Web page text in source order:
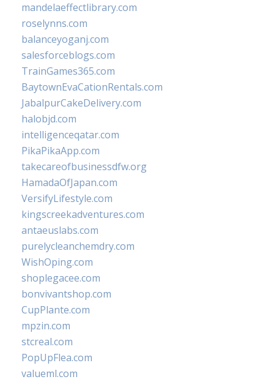
mandelaeffectlibrary.com
roselynns.com
balanceyoganj.com
salesforceblogs.com
TrainGames365.com
BaytownEvaCationRentals.com
JabalpurCakeDelivery.com
halobjd.com
intelligenceqatar.com
PikaPikaApp.com
takecareofbusinessdfw.org
HamadaOfJapan.com
VersifyLifestyle.com
kingscreekadventures.com
antaeuslabs.com
purelycleanchemdry.com
WishOping.com
shoplegacee.com
bonvivantshop.com
CupPlante.com
mpzin.com
stcreal.com
PopUpFlea.com
valueml.com